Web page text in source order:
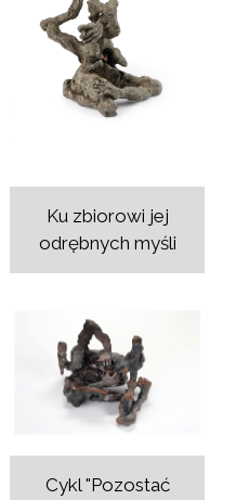
Ku zbiorowi jej
odrębnych myśli
Cykl "Pozostać